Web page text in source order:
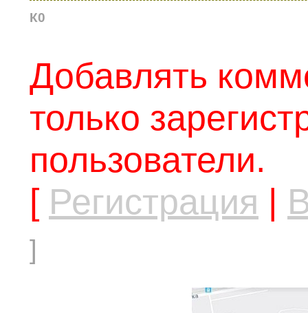
К0
Добавлять
только
пользователи.
[ Регистрация |
]